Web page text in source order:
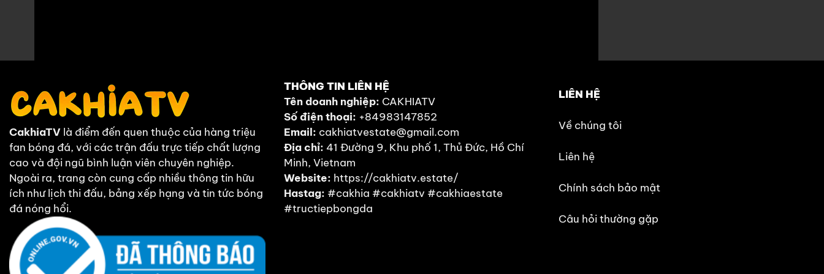
Đang tải video...
CakhiaTV là điểm đến quen thuộc của hàng triệu
fan bóng đá, với các trận đấu trực tiếp chất lượng
cao và đội ngũ bình luận viên chuyên nghiệp.
Ngoài ra, trang còn cung cấp nhiều thông tin hữu
ích như lịch thi đấu, bảng xếp hạng và tin tức bóng
đá nóng hổi.
THÔNG TIN LIÊN HỆ
Tên doanh nghiệp: CAKHIATV
Số điện thoại: +84983147852
Email: cakhiatvestate@gmail.com
Địa chỉ: 41 Đường 9, Khu phố 1, Thủ Đức, Hồ Chí
Minh, Vietnam
Website: https://cakhiatv.estate/
Hastag: #cakhia #cakhiatv #cakhiaestate
#tructiepbongda
LIÊN HỆ
Về chúng tôi
Liên hệ
Chính sách bảo mật
Câu hỏi thường gặp